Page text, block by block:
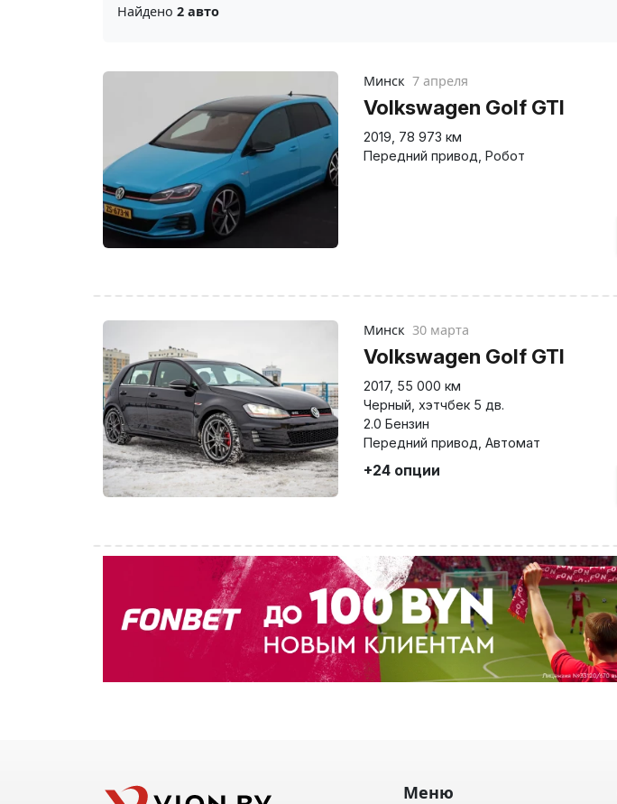
Найдено 2 авто
Минск 7 апреля
Volkswagen Golf GTI
2019 78 973 км
Передний привод Робот
Минск 30 марта
Volkswagen Golf GTI
2017, 55 000 км
Черный хэтчбек 5 дв.
2.0 Бензин
Передний привод Автомат
+24 опции
Меню